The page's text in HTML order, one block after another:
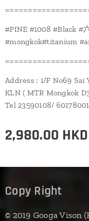
#PINE #1008 #Black #
#mongkok#titanium
Address : 1/F No69
KLN ( MTR Mongkok
Tel 23590108/ 60178001
2,980.00 HKD
Copy Right
© 2019 Googa